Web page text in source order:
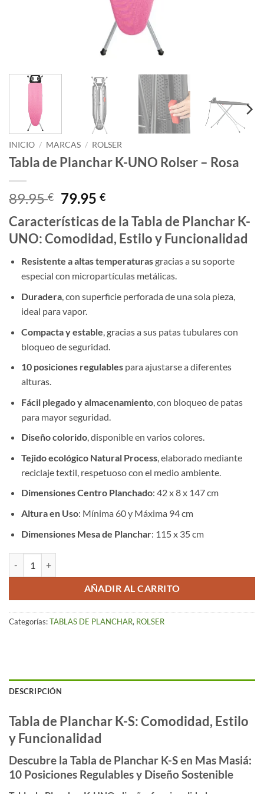
INICIO / MARCAS / ROLSER
Tabla de Planchar K-UNO Rolser – Rosa
89.95€ El
precio
original
era:
89.95 €.
79.95€El
precio
actual
es:
79.95 €.
Características de la Tabla de Planchar K-
UNO:Comodidad, Estilo y Funcionalidad
Resistente a altas temperaturasgracias a su soporte
especial con micropartículas metálicas.
Duradera, con superficie perforada de una sola pieza,
ideal para vapor.
Compacta y estable , gracias a sus patas tubulares con
bloqueo de seguridad.
10 posiciones regulablespara ajustarse a diferentes
alturas.
Fácil plegado y almacenamiento, con bloqueo de patas
para mayor seguridad.
Diseño colorido, disponible en varios colores.
Tejido ecológico Natural Process, elaborado mediante
reciclaje textil, respetuoso con el medio ambiente.
Dimensiones Centro Planchado: 42 x 8 x 147 cm
Altura en Uso: Mínima 60 y Máxima 94 cm
Dimensiones Mesa de Planchar: 115 x 35 cm
AÑADIR AL CARRITO
Categorías:TABLAS DE PLANCHAR, ROLSER
DESCRIPCIÓN
Tabla de Planchar K-S: Comodidad, Estilo
y Funcionalidad
Descubre la Tabla de Planchar K-S en Mas Masiá:
10 Posiciones Regulables y Diseño Sostenible